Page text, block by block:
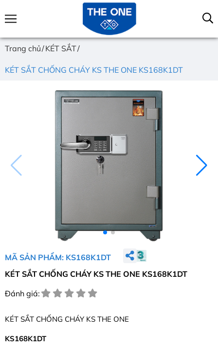
Trang chủ KÉT SẮT
KÉT SẮT CHỐNG CHÁY KS THE ONE KS168K1DT
MÃ SẢN PHẨM: KS168K1DT
KÉT SẮT CHỐNG CHÁY KS THE ONE KS168K1DT
Đánh giá:
KÉT SẮT CHỐNG CHÁY KS THE ONE
KS168K1DT